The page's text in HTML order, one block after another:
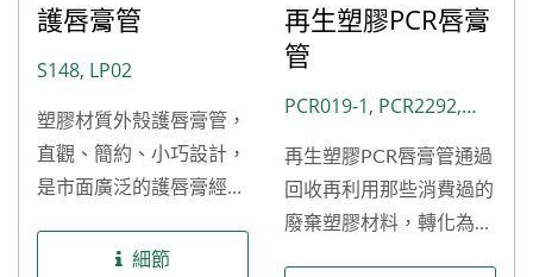
鋁外殼唇膏管，滿足無論
自有品牌對彩妝產品細節
的極致追求。
護唇膏管
S148, LP02
塑膠材質外殼護唇膏管，
直觀、簡約、小巧設計，
是市面廣泛的護唇膏經典
護唇膏管包材外，樂美化
細節
再生塑膠PCR唇膏
管
PCR019-1, PCR2292,
再生塑膠PCR唇膏管通過
回收再利用那些消費過的
廢棄塑膠材料，轉化為優